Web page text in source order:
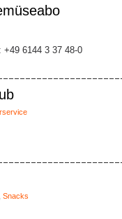
+49 6144 3 37 48-0
Snacks